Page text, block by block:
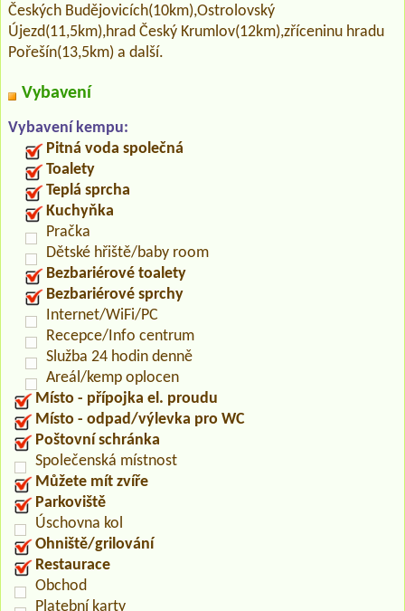
Českých Budějovicích(10km),Ostrolovský
Újezd(11,5km),hrad Český Krumlov(12km),zříceninu hradu
Pořešín(13,5km) a další.
Vybavení
Vybavení kempu:
Pitná voda společná
Toalety
Teplá sprcha
Kuchyňka
Pračka
Dětské hřiště/baby room
Bezbariérové toalety
Bezbariérové sprchy
Internet/WiFi/PC
Recepce/Info centrum
Služba 24 hodin denně
Areál/kemp oplocen
Místo - přípojka el. proudu
Místo - odpad/výlevka pro WC
Poštovní schránka
Společenská místnost
Můžete mít zvíře
Parkoviště
Úschovna kol
Ohniště/grilování
Restaurace
Obchod
Platební karty